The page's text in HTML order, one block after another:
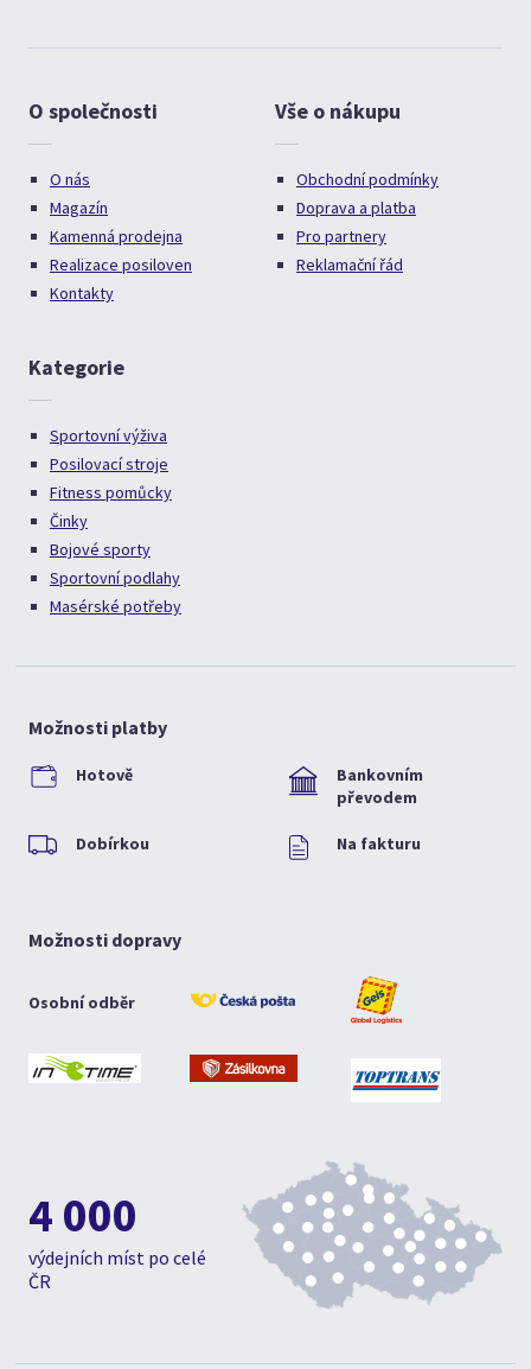
O společnosti
O nás
Magazín
Kamenná prodejna
Realizace posiloven
Kontakty
Vše o nákupu
Obchodní podmínky
Doprava a platba
Pro partnery
Reklamační řád
Kategorie
Sportovní výživa
Posilovací stroje
Fitness pomůcky
Činky
Bojové sporty
Sportovní podlahy
Masérské potřeby
Možnosti platby
Hotově
Bankovním
převodem
Dobírkou Na fakturu
Možnosti dopravy
Osobní odběr
4 000
výdejních míst po celé
ČR